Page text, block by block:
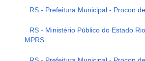
RS - Prefeitura Municipal - Procon
RS - Ministério Público do Estado
MPRS